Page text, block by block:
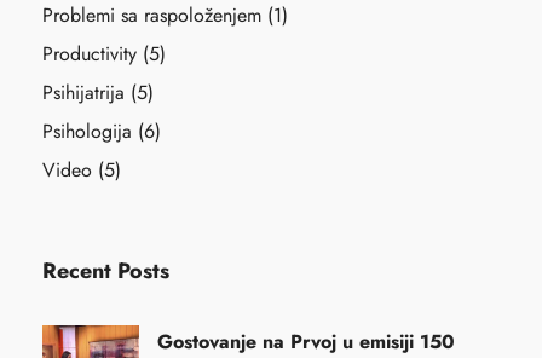
Problemi sa raspoloženjem (1)
Productivity (5)
Psihijatrija (5)
Psihologija (6)
Video (5)
Recent Posts
Gostovanje na Prvoj u emisiji 150